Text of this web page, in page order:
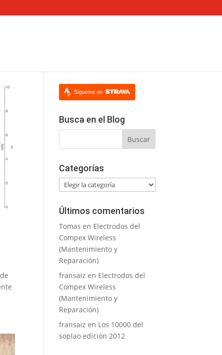
Sígueme en
Busca en el Blog
Categorías
Categorías
Últimos comentarios
Tomas en Electrodos del
Compex Wireless
(Mantenimiento y
Reparación)
fransaiz en Electrodos del
Compex Wireless
(Mantenimiento y
Reparación)
fransaiz en Los 10000 del
soplao edición 2012